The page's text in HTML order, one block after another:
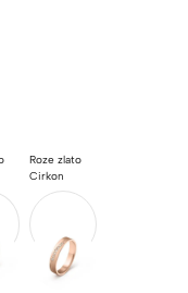
Roze zlato
Cirkon